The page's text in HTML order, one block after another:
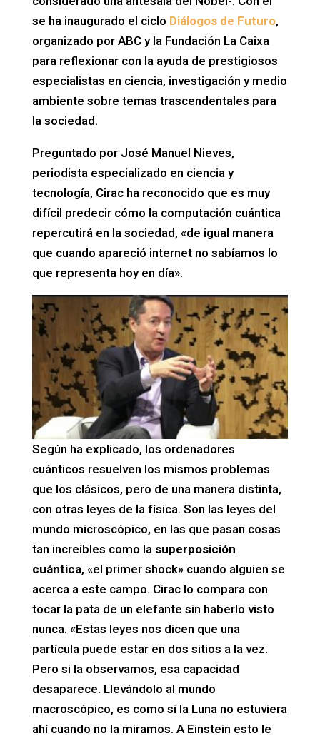
se ha inaugurado el ciclo Diálogos de Futuro,
organizado por ABC y la Fundación La Caixa
para reflexionar con la ayuda de prestigiosos
especialistas en ciencia, investigación y medio
ambiente sobre temas trascendentales para
la sociedad.
Preguntado por José Manuel Nieves,
periodista especializado en ciencia y
tecnología, Cirac ha reconocido que es muy
difícil predecir cómo la computación cuántica
repercutirá en la sociedad, «de igual manera
que cuando apareció internet no sabíamos lo
que representa hoy en día».
Según ha explicado, los ordenadores
cuánticos resuelven los mismos problemas
que los clásicos, pero de una manera distinta,
con otras leyes de la física. Son las leyes del
mundo microscópico, en las que pasan cosas
tan increíbles como la superposición
cuántica, «el primer shock» cuando alguien se
acerca a este campo. Cirac lo compara con
tocar la pata de un elefante sin haberlo visto
nunca. «Estas leyes nos dicen que una
partícula puede estar en dos sitios a la vez.
Pero si la observamos, esa capacidad
desaparece. Llevándolo al mundo
macroscópico, es como si la Luna no estuviera
ahí cuando no la miramos. A Einstein esto le